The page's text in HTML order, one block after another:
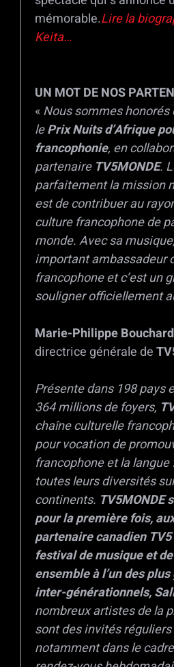
mémorable.Lire la
Keita…
UN MOT DE NOS
«Nous sommes honorés
lePrix Nuits d’Afrique
francophonie, en
partenaire TV5MONDE.
parfaitement la mission
est de contribuer au
culture francophone de
monde. Avec sa musique,
important ambassadeur
francophone et c’est un
souligner officiellement
Marie-Philippe Bouchard
directrice générale de
Présente dans 198 pays
364 millions de foyers,
chaîne culturelle
pour vocation de
francophone et la
toutes leurs diversités
continents. TV5MONDE
pour la première fois,
partenaire canadien
festival de musique et
ensemble à l’un des
inter-générationnels,
nombreux artistes de la
sont des invités réguliers
notamment dans le